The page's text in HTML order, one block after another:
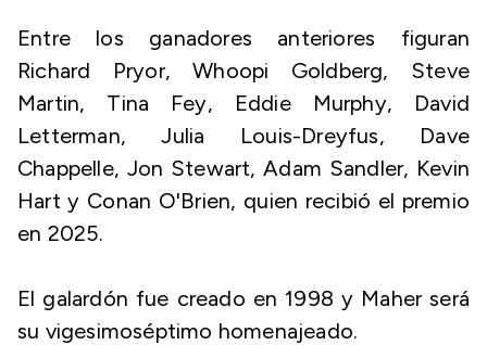
Entre los ganadores anteriores figuran
Richard Pryor, Whoopi Goldberg, Steve
Martin, Tina Fey, Eddie Murphy, David
Letterman, Julia Louis-Dreyfus, Dave
Chappelle, Jon Stewart, Adam Sandler, Kevin
Hart y Conan O'Brien, quien recibió el premio
en 2025.
El galardón fue creado en 1998 y Maher será
su vigesimoséptimo homenajeado.